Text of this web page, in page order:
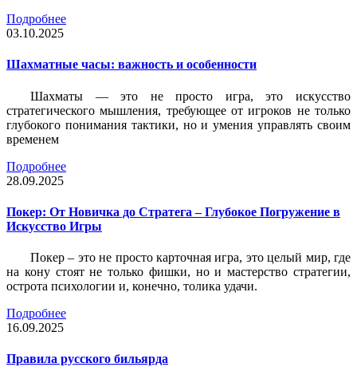
Подробнее
03.10.2025
Шахматные часы: важность и особенности
Шахматы — это не просто игра, это искусство
стратегического мышления, требующее от игроков не только
глубокого понимания тактики, но и умения управлять своим
временем
Подробнее
28.09.2025
Покер: От Новичка до Стратега – Глубокое Погружение в
Искусство Игры
Покер – это не просто карточная игра, это целый мир, где
на кону стоят не только фишки, но и мастерство стратегии,
острота психологии и, конечно, толика удачи.
Подробнее
16.09.2025
Правила русского бильярда